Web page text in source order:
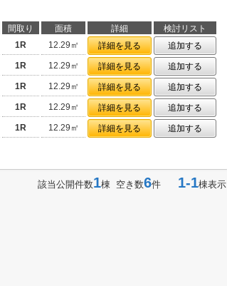
間取り 面積 詳細
検討リスト
1R 12.29㎡ 詳細を見る
追加する
1R 12.29㎡ 詳細を見る
追加する
1R 12.29㎡ 詳細を見る
追加する
1R 12.29㎡ 詳細を見る
追加する
1R 12.29㎡ 詳細を見る 追加する
該当公開件数1棟 空き数6件 1-1棟表示